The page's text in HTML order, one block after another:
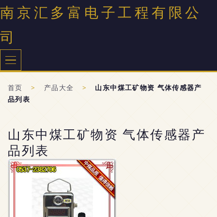
南京汇多富电子工程有限公
司
首页 > 产品大全 >
山东中煤工矿物资 气体传感器产
品列表
山东中煤工矿物资 气体传感器产
品列表